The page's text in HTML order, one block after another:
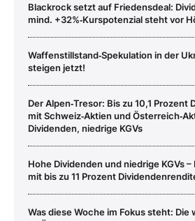
Blackrock setzt auf Friedensdeal:
mind. +32%‑Kurspotenzial steht vor
Waffenstillstand‑Spekulation in der
steigen jetzt!
Der Alpen‑Tresor: Bis zu 10,1 Prozent
mit Schweiz‑Aktien und
Dividenden, niedrige KGVs
Hohe Dividenden und niedrige KGVs –
mit bis zu 11 Prozent
Was diese Woche im Fokus steht: